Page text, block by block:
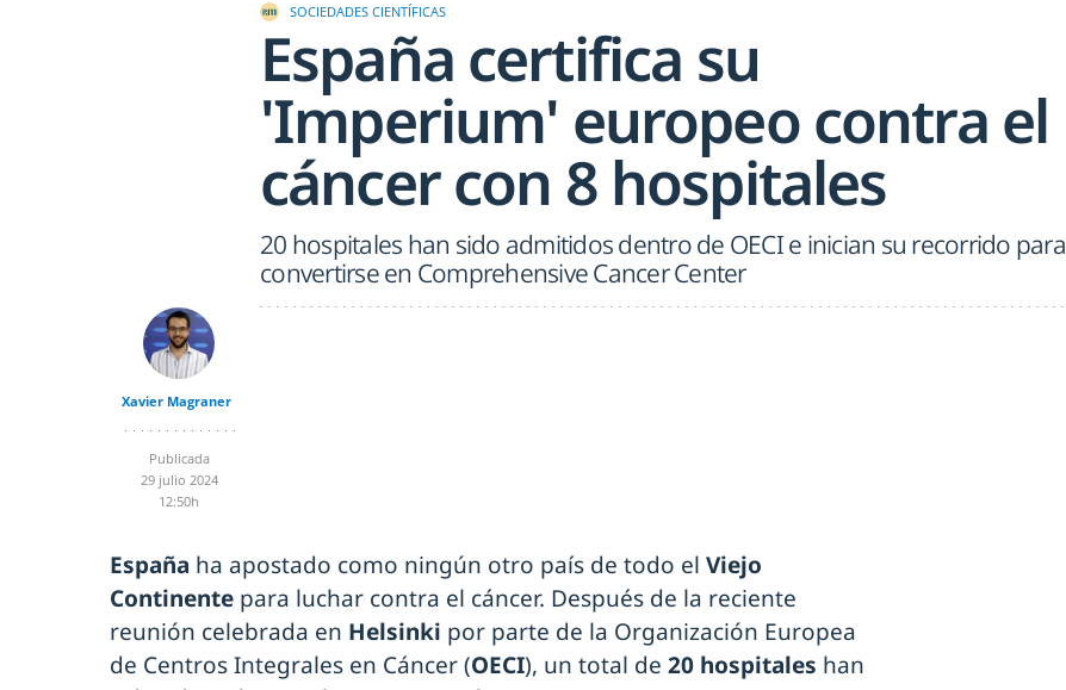
SOCIEDADES CIENTÍFICAS
España certifica su
'Imperium' europeo contra el
cáncer con 8 hospitales
20 hospitales han sido admitidos dentro de OECI e inician su recorrido para
convertirse en Comprehensive Cancer Center
Xavier Magraner
Publicada
29 julio 2024
12:50h
España ha apostado como ningún otro país de todo el Viejo
Continente para luchar contra el cáncer. Después de la reciente
reunión celebrada en Helsinki por parte de la Organización Europea
de Centros Integrales en Cáncer (OECI), un total de 20 hospitales han